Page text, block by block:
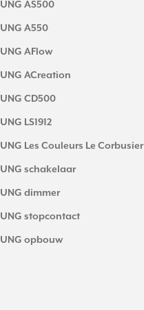
JUNG AS500
JUNG A550
JUNG AFlow
JUNG ACreation
JUNG CD500
JUNG LS1912
JUNG Les Couleurs Le Corbusier
JUNG schakelaar
JUNG dimmer
JUNG stopcontact
JUNG opbouw